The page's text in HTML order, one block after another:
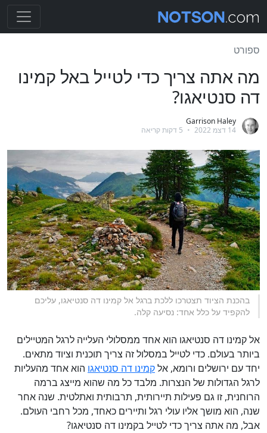
ספורט
מה אתה צריך כדי לטייל באל קמינו
דה סנטיאגו?
Garrison Haley
14 דצמ 2022
•
בהכנת הציוד תצטרכו ללכת ברגל אל קמינו דה סנטיאגו, עליכם
להקפיד על כלל אחד: נסיעה קלה.
אל קמינו דה סנטיאגו הוא אחד ממסלולי העלייה לרגל המטיילים
ביותר בעולם. כדי לטייל במסלול זה צריך תוכנית וציוד מתאים.
יחד עם ירושלים ורומא, אלקמינו דה סנטיאגו הוא אחד מהעליות
לרגל הגדולות של הנצרות. מלבד כל מה שהוא מייצג ברמה
הרוחנית, זו גם פעילות תיירותית, תרבותית ואתלטית. שנה אחר
שנה, הוא מושך אליו עולי רגל ותיירים כאחד, מכל רחבי העולם.
אבל, מה אתה צריך כדי לטייל בקמינו דה סנטיאגו?